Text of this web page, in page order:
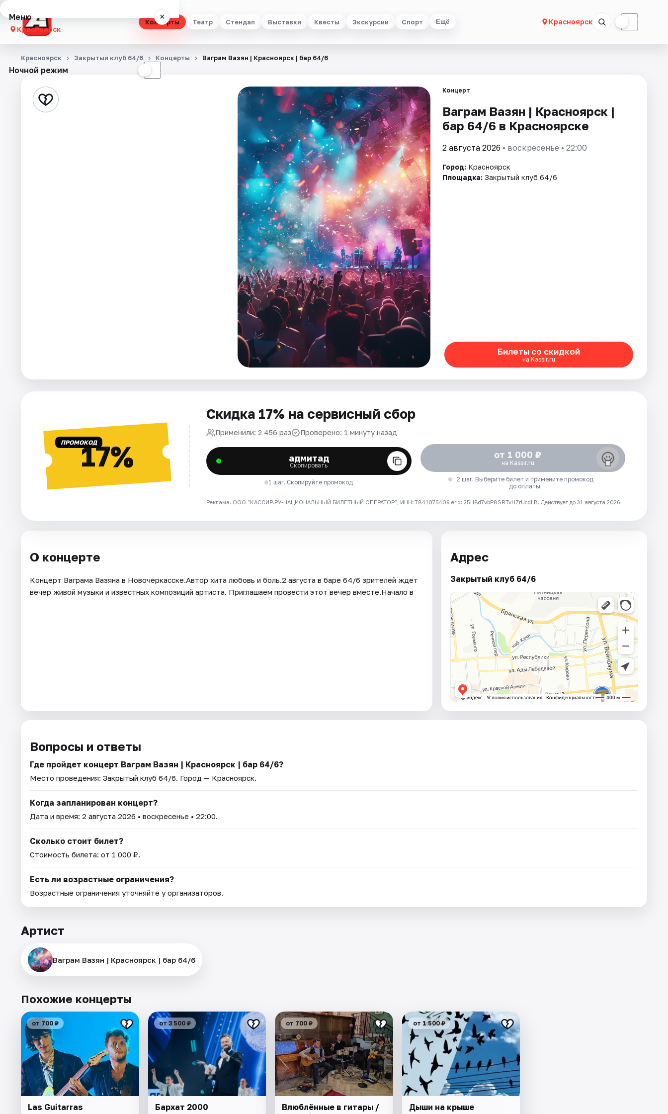
Концерты Театр Стендап Выставки Квесты Экскурсии Спорт Ещё Красноярск ☾
Меню ×
Красноярск
Концерты
Стендап
Ночной режим ☾
Красноярск Закрытый клуб 64/6 Концерты Ваграм Вазян | Красноярск | бар 64/6
Концерт
Ваграм Вазян | Красноярск |
бар 64/6 в Красноярске
2 августа 2026 • воскресенье • 22:00
Город: Красноярск
Площадка: Закрытый клуб 64/6
Билеты со скидкой
на Kassir.ru
ПРОМОКОД17%
Скидка 17% на сервисный сбор
Применили: 2 456 раз Проверено: 1 минуту назад
адмитад
Скопировать
1 шаг. Скопируйте промокод
от 1 000 ₽
на Kassir.ru
2 шаг. Выберите билет и примените промокод
до оплаты
Реклама. ООО "КАССИР.РУ-НАЦИОНАЛЬНЫЙ БИЛЕТНЫЙ ОПЕРАТОР", ИНН: 7841075409 erid: 25H8d7vbP8SRTvHZrUcdLB. Действует до 31 августа 2026
О концерте
Концерт Ваграма Вазяна в Новочеркасске.Автор хита любовь и боль.2 августа в баре 64/6 зрителей ждет
вечер живой музыки и известных композиций артиста. Приглашаем провести этот вечер вместе.Начало в
Адрес
Закрытый клуб 64/6
Вопросы и ответы
Где пройдет концерт Ваграм Вазян | Красноярск | бар 64/6?
Место проведения: Закрытый клуб 64/6. Город — Красноярск.
Когда запланирован концерт?
Дата и время: 2 августа 2026 • воскресенье • 22:00.
Сколько стоит билет?
Стоимость билета: от 1 000 ₽.
Есть ли возрастные ограничения?
Возрастные ограничения уточняйте у организаторов.
Артист
Ваграм Вазян | Красноярск | бар 64/6
Похожие концерты
от 700 ₽
Las Guitarras
от 3 500 ₽
Бархат 2000
от 700 ₽
Влюблённые в гитары /
от 1 500 ₽
Дыши на крыше